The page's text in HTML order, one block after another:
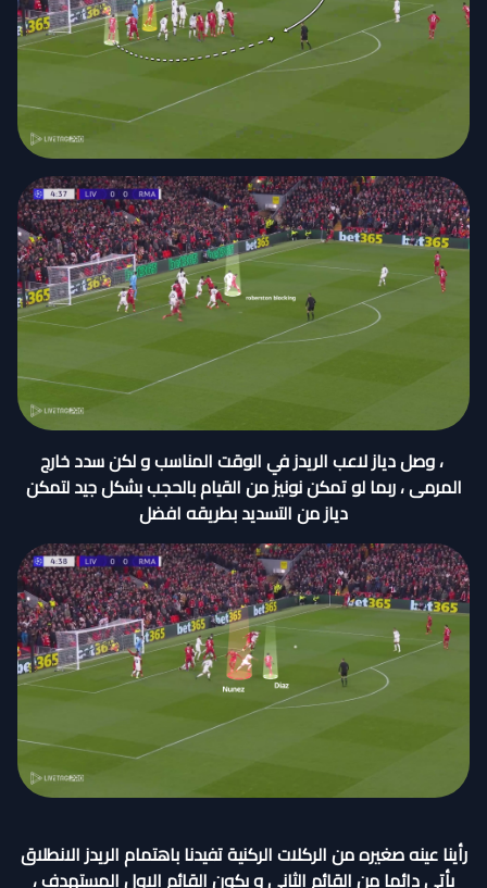
، وصل دياز لاعب الريدز في الوقت المناسب و لكن سدد خارج
المرمى ، ربما لو تمكن نونيز من القيام بالحجب بشكل جيد لتمكن
دياز من التسديد بطريقه افضل
رأينا عينه صغيره من الركلات الركنية تفيدنا باهتمام الريدز الانطلاق
يأتي دائما من القائم الثاني و بكون القائم الاول المستهدف ،